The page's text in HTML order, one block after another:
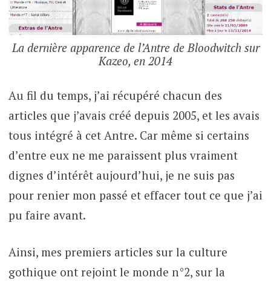
La dernière apparence de l’Antre de Bloodwitch sur
Kazeo, en 2014
Au fil du temps, j’ai récupéré chacun des
articles que j’avais créé depuis 2005, et les avais
tous intégré à cet Antre. Car même si certains
d’entre eux ne me paraissent plus vraiment
dignes d’intérêt aujourd’hui, je ne suis pas
pour renier mon passé et effacer tout ce que j’ai
pu faire avant.
Ainsi, mes premiers articles sur la culture
gothique ont rejoint le monde n°2, sur la